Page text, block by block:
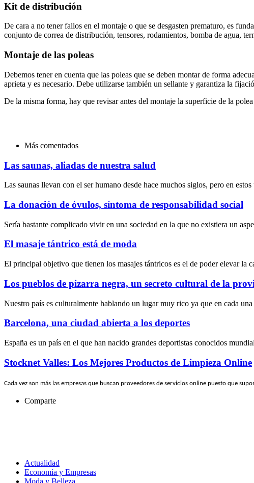
Kit de distribución
De cara a no tener fallos en el montaje o que se desgasten prematuro, es
conjunto de correa de distribución, tensores, rodamientos, bomba de agua,
Montaje de las poleas
Debemos tener en cuenta que las poleas que se deben montar de forma
aprieta y es necesario. Debe utilizarse también un sellante y garantiza la
De la misma forma, hay que revisar antes del montaje la superficie de la polea
Más comentados
Las saunas, aliadas de nuestra salud
Las saunas llevan con el ser humano desde hace muchos siglos, pero en
La donación de óvulos, síntoma de responsabilidad social
Sería bastante complicado vivir en una sociedad en la que no existiera un
El masaje tántrico está de moda
El principal objetivo que tienen los masajes tántricos es el de poder elevar la
Los pueblos de pizarra negra, un secreto cultural de la
Nuestro país es culturalmente hablando un lugar muy rico ya que en cada
Barcelona, una ciudad abierta a los deportes
España es un país en el que han nacido grandes deportistas conocidos
Stocknet Valles: Los Mejores Productos de Limpieza Online
Cada vez son más las empresas que buscan proveedores de servicios online puesto que
Comparte
Actualidad
Economía y Empresas
Moda y Belleza